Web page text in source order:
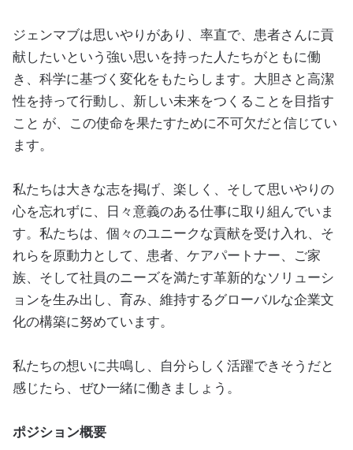
ジェンマブは思いやりがあり、率直で、患者さんに貢
献したいという強い思いを持った人たちがともに働
き、科学に基づく変化をもたらします。大胆さと高潔
性を持って行動し、新しい未来をつくることを目指す
こと が、この使命を果たすために不可欠だと信じてい
ます。
私たちは大きな志を掲げ、楽しく、そして思いやりの
心を忘れずに、日々意義のある仕事に取り組んでいま
す。私たちは、個々のユニークな貢献を受け入れ、そ
れらを原動力として、患者、ケアパートナー、ご家
族、そして社員のニーズを満たす革新的なソリューシ
ョンを生み出し、育み、維持するグローバルな企業文
化の構築に努めています。
私たちの想いに共鳴し、自分らしく活躍できそうだと
感じたら、ぜひ一緒に働きましょう。
ポジション概要